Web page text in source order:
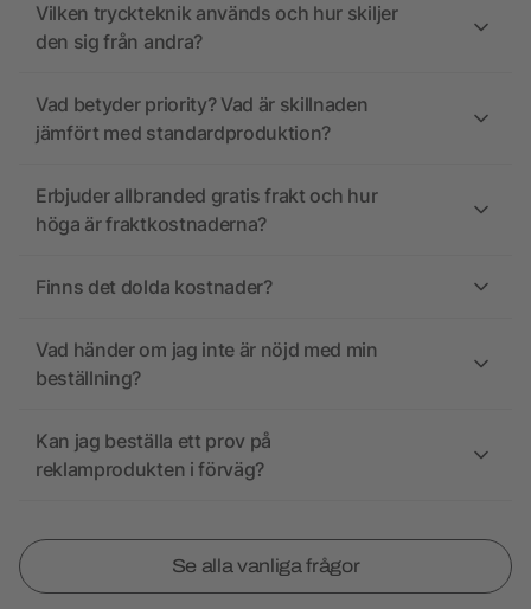
Vilken tryckteknik används och hur skiljer
den sig från andra?
Vad betyder priority? Vad är skillnaden
jämfört med standardproduktion?
Erbjuder allbranded gratis frakt och hur
höga är fraktkostnaderna?
Finns det dolda kostnader?
Vad händer om jag inte är nöjd med min
beställning?
Kan jag beställa ett prov på
reklamprodukten i förväg?
Se alla vanliga frågor